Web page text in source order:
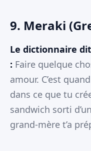
9. Meraki
Le dictionnaire
: Faire quelque
amour. C’est
dans ce que tu
sandwich sorti
grand-mère t’a